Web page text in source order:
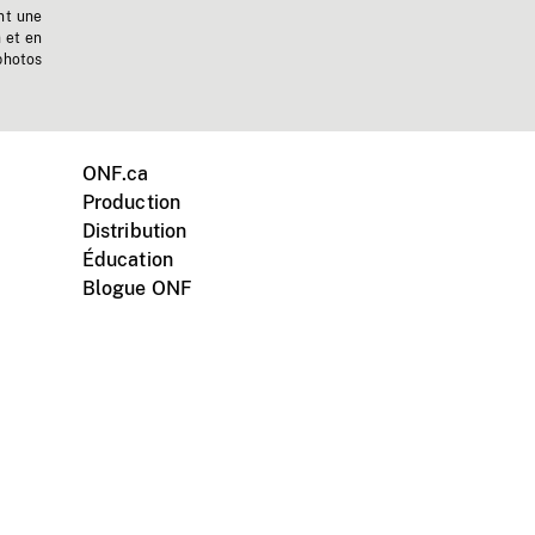
une
et en
ONF.ca
Production
Distribution
Éducation
Blogue ONF